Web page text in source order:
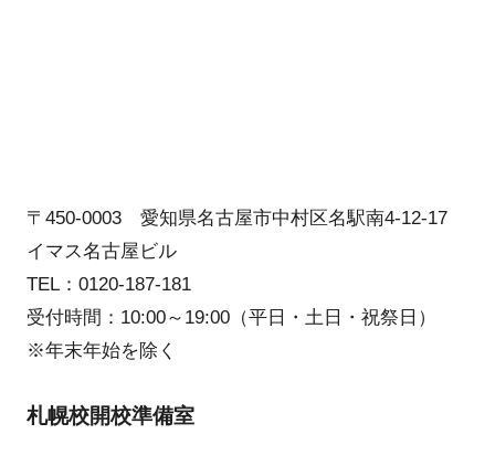
〒450-0003 愛知県名古屋市中村区名駅南4-12-17
イマス名古屋ビル
TEL：0120-187-181
受付時間：10:00～19:00（平日・土日・祝祭日）
※年末年始を除く
札幌校開校準備室